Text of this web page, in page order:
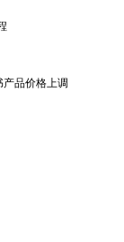
产品价格上调